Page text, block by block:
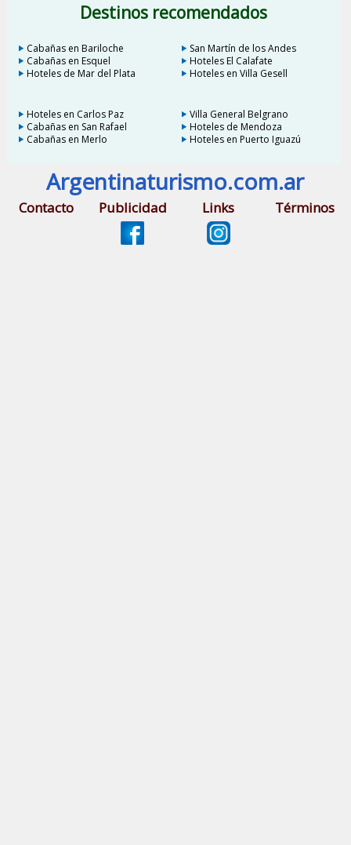
Destinos recomendados
Cabañas en Bariloche
San Martín de los Andes
Cabañas en Esquel
Hoteles El Calafate
Hoteles de Mar del Plata
Hoteles en Villa Gesell
Hoteles en Carlos Paz
Villa General Belgrano
Cabañas en San Rafael
Hoteles de Mendoza
Cabañas en Merlo
Hoteles en Puerto Iguazú
Argentinaturismo.com.ar
Contacto Publicidad Links Términos